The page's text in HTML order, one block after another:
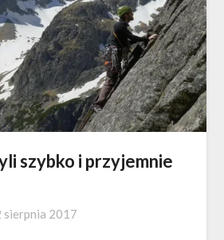
szybko i przyjemnie
sierpnia 2017